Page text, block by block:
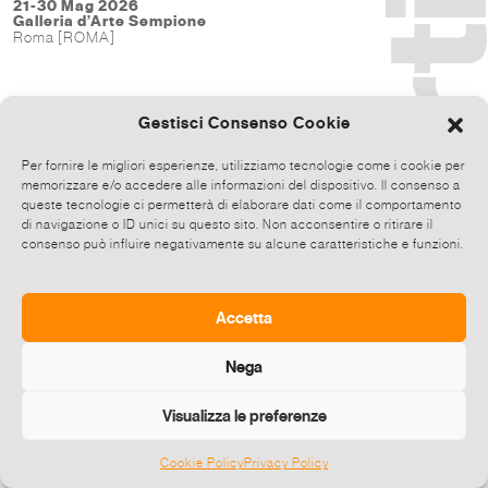
Gestisci Consenso Cookie
Per fornire le migliori esperienze, utilizziamo tecnologie come i cookie per
memorizzare e/o accedere alle informazioni del dispositivo. Il consenso a
queste tecnologie ci permetterà di elaborare dati come il comportamento
di navigazione o ID unici su questo sito. Non acconsentire o ritirare il
consenso può influire negativamente su alcune caratteristiche e funzioni.
Accetta
Nega
Visualizza le preferenze
Cookie PolicyPrivacy Policy
21-30 Mag 2026
Galleria d’Arte Sempione
Roma [ROMA]
©2026 E-zine